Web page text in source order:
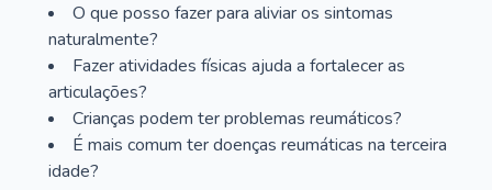
O que posso fazer para aliviar os sintomas
naturalmente?
Fazer atividades físicas ajuda a fortalecer as
articulações?
Crianças podem ter problemas reumáticos?
É mais comum ter doenças reumáticas na terceira
idade?